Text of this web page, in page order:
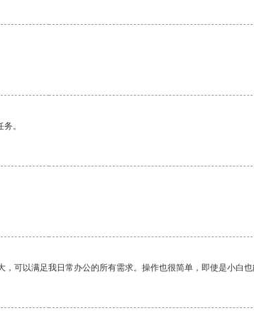
。
可以满足我日常办公的所有需求。操作也很简单，即使是小白也